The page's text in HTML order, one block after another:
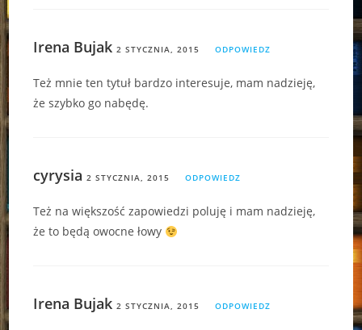
Irena Bujak 2 STYCZNIA, 2015 ODPOWIEDZ
Też mnie ten tytuł bardzo interesuje, mam nadzieję,
że szybko go nabędę.
cyrysia 2 STYCZNIA, 2015 ODPOWIEDZ
Też na większość zapowiedzi poluję i mam nadzieję,
że to będą owocne łowy
Irena Bujak 2 STYCZNIA, 2015 ODPOWIEDZ